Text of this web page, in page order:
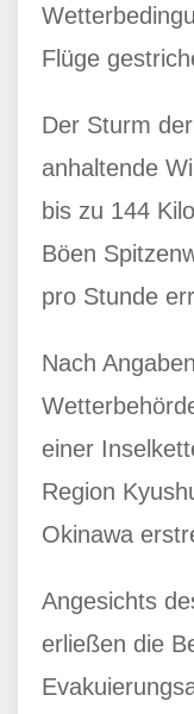
Flüge
Der Sturm
anhaltende
bis zu 144
Böen
pro Stunde
Nach
einer
Region
Okinawa
Angesichts
erließen die